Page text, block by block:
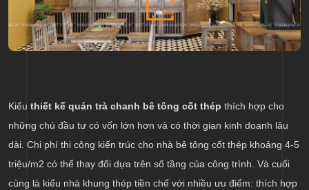
Kiểu thiết kế quán trà chanh bê tông cốt thép thích hợp cho
những chủ đầu tư có vốn lớn hơn và có thời gian kinh doanh lâu
dài. Chi phí thi công kiến trúc cho nhà bê tông cốt thép khoảng 4-5
triệu/m2 có thể thay đổi dựa trên số tầng của công trình. Và cuối
cùng là kiểu nhà khung thép tiền chế với nhiều ưu điểm: thích hợp